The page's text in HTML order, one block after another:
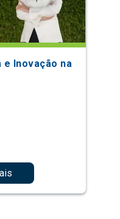
e Inovação na